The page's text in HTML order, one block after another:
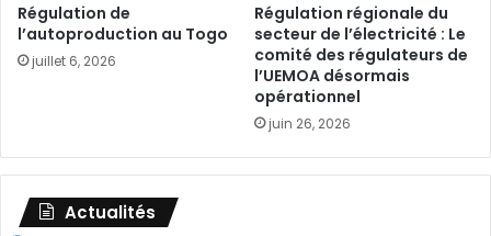
Régulation de
l’autoproduction au Togo
juillet 6, 2026
Régulation régionale du
secteur de l’électricité : Le
comité des régulateurs de
l’UEMOA désormais
opérationnel
juin 26, 2026
Actualités